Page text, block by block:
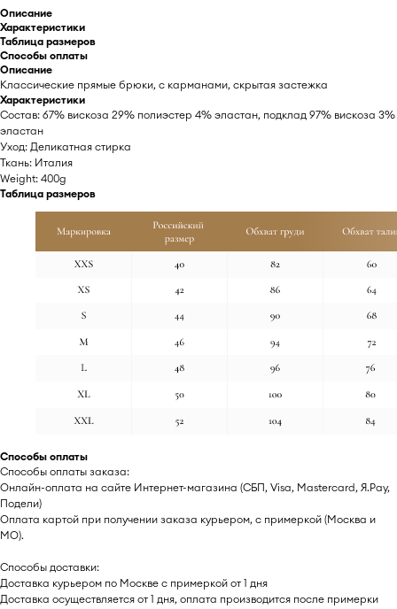
Описание
Характеристики
Таблица размеров
Способы оплаты
Описание
Классические прямые брюки, с карманами, скрытая застежка
Характеристики
Cостав: 67% вискоза 29% полиэстер 4% эластан, подклад 97% вискоза 3%
эластан
Уход: Деликатная стирка
Ткань: Италия
Weight: 400g
Таблица размеров
Способы оплаты
Способы оплаты заказа:
Онлайн-оплата на сайте Интернет-магазина (СБП, Visa, Mastercard, Я.Pay,
Подели)
Оплата картой при получении заказа курьером, с примеркой (Москва и
МО).
Способы доставки:
Доставка курьером по Москве с примеркой от 1 дня
Доставка осуществляется от 1 дня, оплата производится после примерки